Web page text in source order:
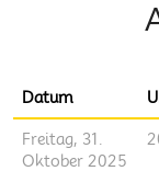
Datum
Freitag, 31.
Oktober 2025